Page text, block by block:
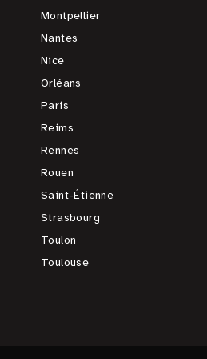
Montpellier
Nantes
Nice
Orléans
Paris
Reims
Rennes
Rouen
Saint-Étienne
Strasbourg
Toulon
Toulouse